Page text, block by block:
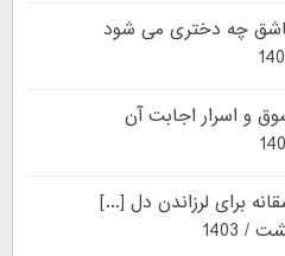
چه دختری می شود
و اسرار اجابت آن
برای لرزاندن دل [...]